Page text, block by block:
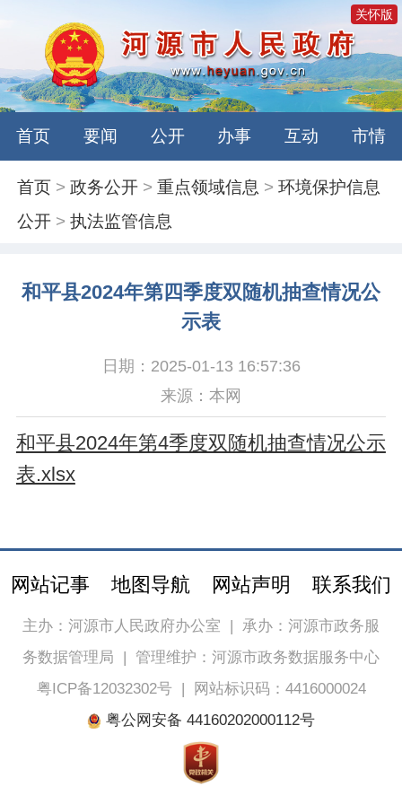
关怀版
首页 要闻 公开 办事 互动 市情
首页 >政务公开 >重点领域信息 >环境保护信息
公开 >执法监管信息
和平县2024年第四季度双随机抽查情况公
示表
日期：2025-01-13 16:57:36
来源：本网
和平县2024年第4季度双随机抽查情况公示
表.xlsx
网站记事 地图导航 网站声明 联系我们
主办：河源市人民政府办公室 | 承办：河源市政务服
务数据管理局 | 管理维护：河源市政务数据服务中心
粤ICP备12032302号|
网站标识码：4416000024
粤公网安备 44160202000112号